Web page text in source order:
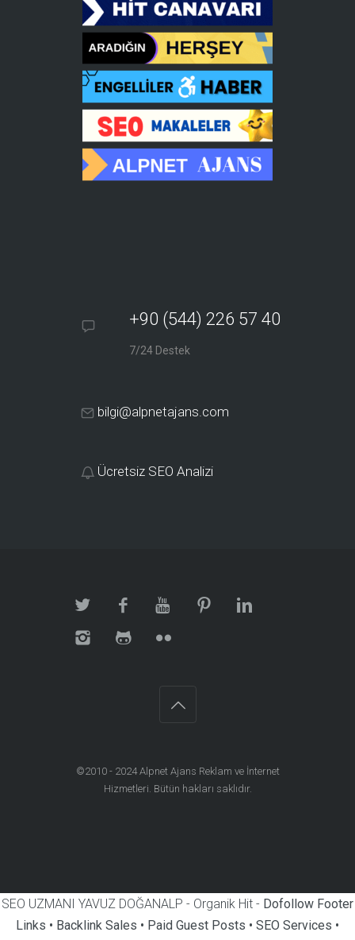
+90 (544) 226 57 40
7/24 Destek
bilgi@alpnetajans.com
Ücretsiz SEO Analizi
©2010 - 2024Alpnet Ajans Reklam ve İnternet
Hizmetleri . Bütün hakları saklıdır.
SEO UZMANI YAVUZ DOĞANALP - Organik Hit - Dofollow Footer
Links • Backlink Sales • Paid Guest Posts • SEO Services •